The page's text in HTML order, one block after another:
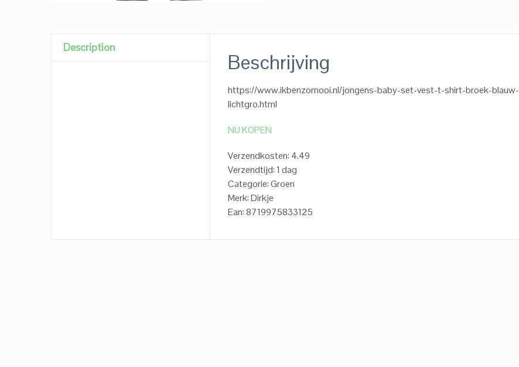
Description
Beschrijving
https://www.ikbenzomooi.nl/jongens-baby-set-vest-t-shirt-broek-blauw-
lichtgro.html
NU KOPEN
Verzendkosten: 4.49
Verzendtijd: 1 dag
Categorie: Groen
Merk: Dirkje
Ean: 8719975833125